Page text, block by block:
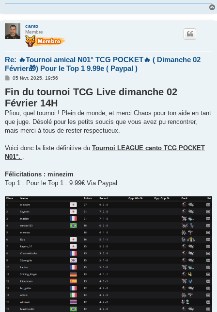
canto
Membre
Re: 🔥Tournoi amical N01° TCG POCKET🔥 ( Dimanche 02
Février🎁) Pour le Top 1 9.99e ( Paypal )
M
s
s
a
g
e
05 févr. 2025, 19:56
Fin du tournoi TCG Live dimanche 02
Février 14H
Pfiou, quel tournoi ! Plein de monde, et merci Chaos pour ton aide en tant
que juge. Désolé pour les petits soucis que vous avez pu rencontrer,
mais merci à tous de rester respectueux.
Voici donc la liste définitive du Tournoi LEAGUE canto TCG POCKET
N01°.
Félicitations : minezim
Top 1 : Pour le Top 1 : 9.99€ Via Paypal